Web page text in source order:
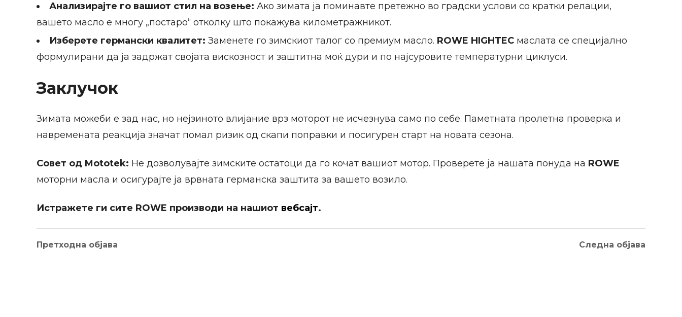
Анализирајте го вашиот стил на возење: Ако зимата ја поминавте претежно во градски услови со кратки релации,
вашето масло е многу „постаро“ отколку што покажува километражникот.
Изберете германски квалитет: Заменете го зимскиот талог со премиум масло. ROWE HIGHTEC маслата се специјално
формулирани да ја задржат својата вискозност и заштитна моќ дури и по најсуровите температурни циклуси.
Заклучок
Зимата можеби е зад нас, но нејзиното влијание врз моторот не исчезнува само по себе. Паметната пролетна проверка и
навремената реакција значат помал ризик од скапи поправки и посигурен старт на новата сезона.
Совет од Mototek: Не дозволувајте зимските остатоци да го кочат вашиот мотор. Проверете ја нашата понуда на ROWE
моторни масла и осигурајте ја врвната германска заштита за вашето возило.
Истражете ги сите ROWE производи на нашиот вебсајт.
Претходна објава Следна објава